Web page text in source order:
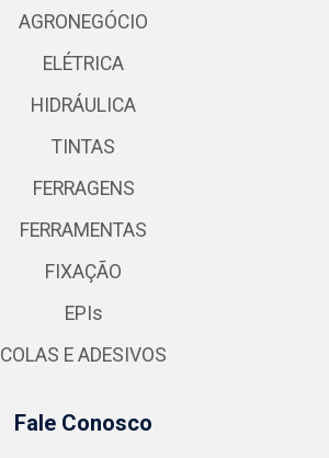
AGRONEGÓCIO
ELÉTRICA
HIDRÁULICA
TINTAS
FERRAGENS
FERRAMENTAS
FIXAÇÃO
EPIs
COLAS E ADESIVOS
Fale Conosco